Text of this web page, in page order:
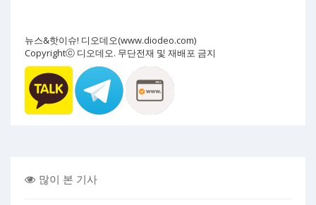
뉴스&핫이슈! 디오데오(www.diodeo.com)
Copyrightⓒ 디오데오. 무단전재 및 재배포 금지
많이 본 기사